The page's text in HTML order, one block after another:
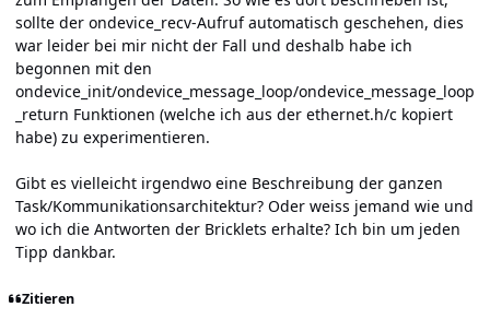
sollte der ondevice_recv-Aufruf automatisch geschehen, dies
war leider bei mir nicht der Fall und deshalb habe ich
begonnen mit den
ondevice_init/ondevice_message_loop/ondevice_message_loop
_return Funktionen (welche ich aus der ethernet.h/c kopiert
habe) zu experimentieren.
Gibt es vielleicht irgendwo eine Beschreibung der ganzen
Task/Kommunikationsarchitektur? Oder weiss jemand wie und
wo ich die Antworten der Bricklets erhalte? Ich bin um jeden
Tipp dankbar.
Zitieren